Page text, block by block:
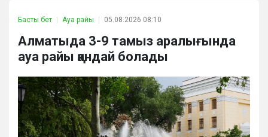
Басты бет Ауа райы 05.08.2026 08:10
Алматыда 3-9 тамыз аралығында
ауа райы қандай болады